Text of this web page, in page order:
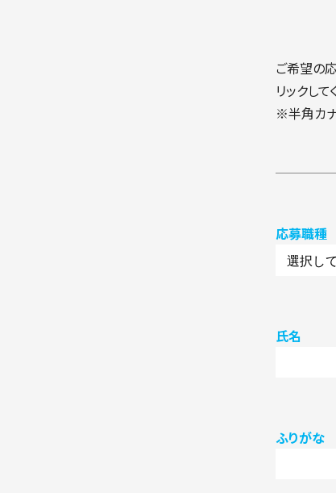
ご希望の
リックし
半角カ
応募職種
氏名
ふりがな